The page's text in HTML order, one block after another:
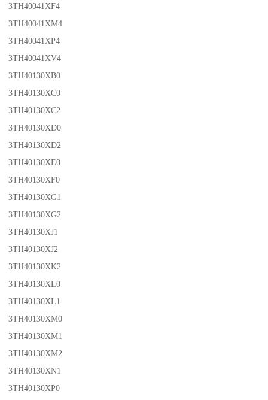
3TH40041XF4
3TH40041XM4
3TH40041XP4
3TH40041XV4
3TH40130XB0
3TH40130XC0
3TH40130XC2
3TH40130XD0
3TH40130XD2
3TH40130XE0
3TH40130XF0
3TH40130XG1
3TH40130XG2
3TH40130XJ1
3TH40130XJ2
3TH40130XK2
3TH40130XL0
3TH40130XL1
3TH40130XM0
3TH40130XM1
3TH40130XM2
3TH40130XN1
3TH40130XP0